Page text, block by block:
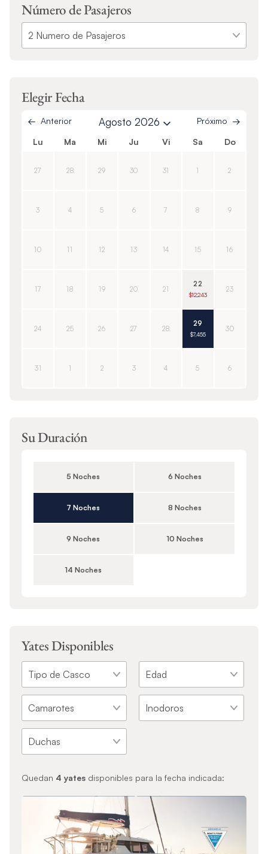
Número de Pasajeros
Elegir Fecha
Anterior Agosto 2026 Próximo
Lu Ma Mi Ju Vi Sa Do
27 28 29 30 31 1 2
3 4 5 6 7 8 9
10 11 12 13 14 15 16
17 18 19 20 21
22
$12,243
23
24 25 26 27 28
29
$7,455
30
31 1 2 3 4 5 6
Su Duración
5 Noches 6 Noches
7 Noches 8 Noches
9 Noches 10 Noches
14 Noches
Yates Disponibles
Quedan 4 yatesdisponibles para la fecha indicada: